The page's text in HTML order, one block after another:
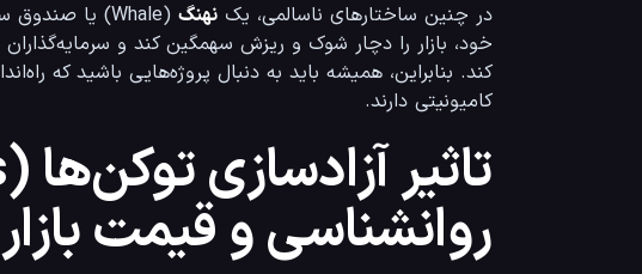
در چنین ساختارهای ناسالمی، یک نهنگ
کامیونیتی دارند.
روانشناسی و قیمت بازار